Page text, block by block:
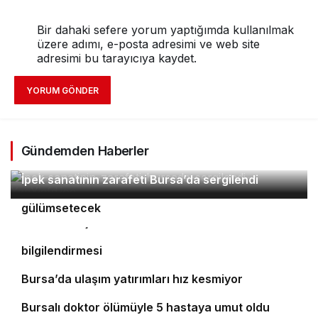
Bir dahaki sefere yorum yaptığımda kullanılmak
üzere adımı, e-posta adresimi ve web site
adresimi bu tarayıcıya kaydet.
YORUM GÖNDER
Gündemden Haberler
İpek sanatının zarafeti Bursa’da sergilendi
Orhaneli’nin turizm potansiyeli Bursa’yı
gülümsetecek
3
4
Bursa’da öğrencilere polislik tanıtımı ve güvenlik
bilgilendirmesi
5
Bursa’da ulaşım yatırımları hız kesmiyor
6
Bursalı doktor ölümüyle 5 hastaya umut oldu
7